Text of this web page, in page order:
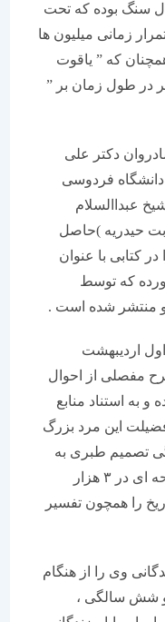
بوده که تحت
میلیون ها
که ” یاقوت
زمان بر ”
دکتر علی
فردوسی
عبداالسلام
)حاصل
با عنوان
توسط
از احوال
منابع
این مرد بزرگ
طبری به
مختصر کردن۰ تفسیر ۶۰ هزار صفحه ای در ۳ هزار
همچون تفسیر
را از هنگام
سالگی ،